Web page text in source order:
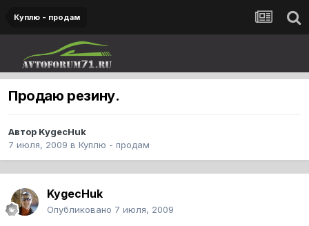
Куплю - продам
Продаю резину.
Автор KygecHuk
7 июля, 2009 в Куплю - продам
KygecHuk
Опубликовано 7 июля, 2009